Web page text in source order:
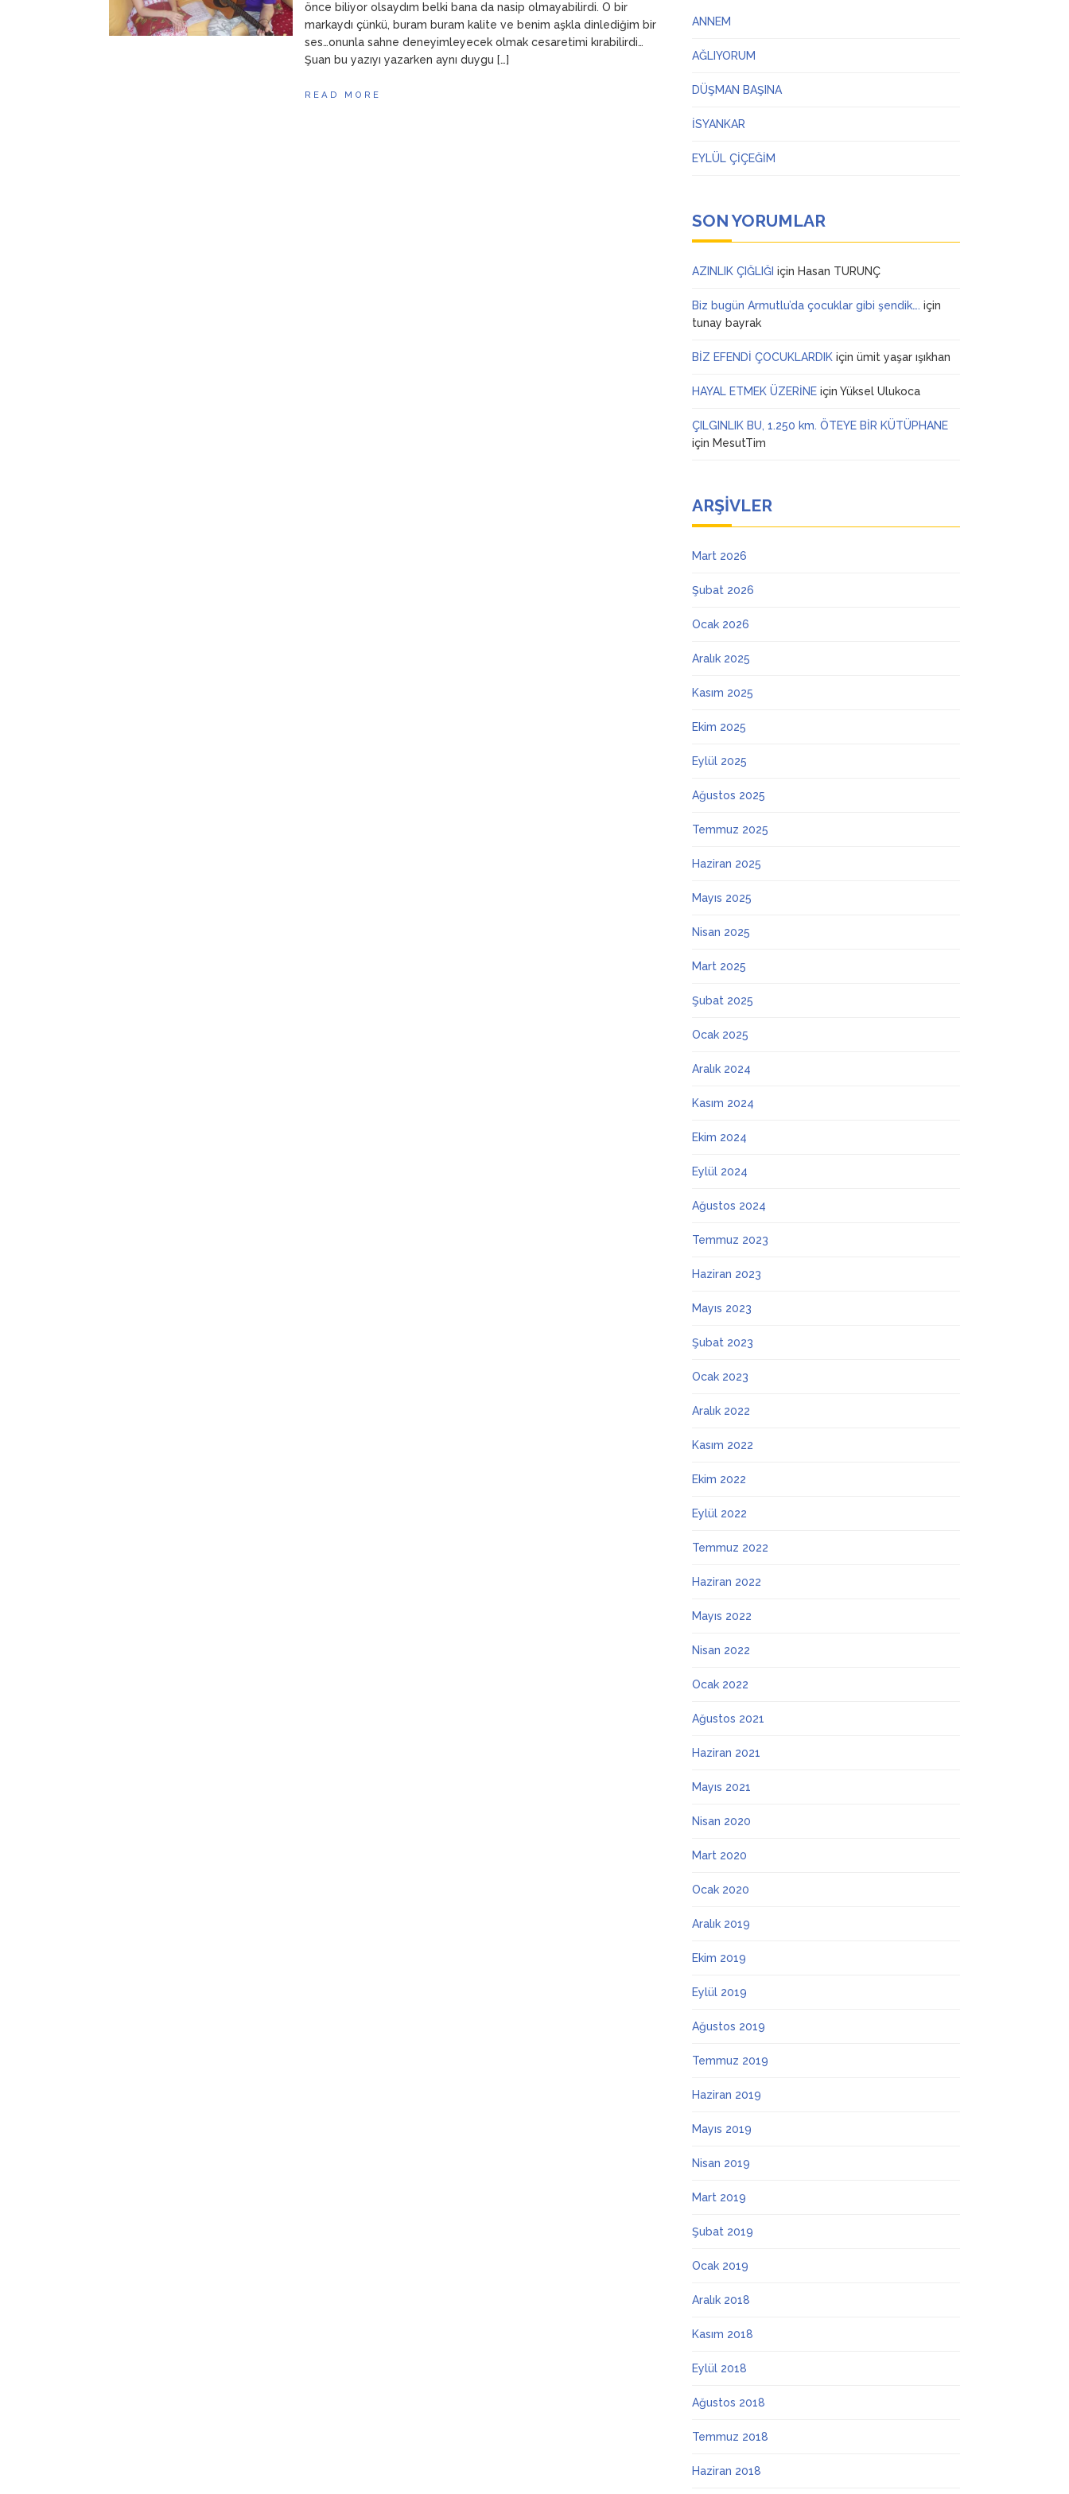
önce biliyor olsaydım belki bana da nasip olmayabilirdi. O bir
markaydı çünkü, buram buram kalite ve benim aşkla dinlediğim bir
ses…onunla sahne deneyimleyecek olmak cesaretimi kırabilirdi…
Şuan bu yazıyı yazarken aynı duygu […]
READ MORE
ANNEM
AĞLIYORUM
DÜŞMAN BAŞINA
İSYANKAR
EYLÜL ÇİÇEĞİM
SON YORUMLAR
AZINLIK ÇIĞLIĞI için Hasan TURUNÇ
Biz bugün Armutlu’da çocuklar gibi şendik…. için
tunay bayrak
BİZ EFENDİ ÇOCUKLARDIK içinümit yaşar ışıkhan
HAYAL ETMEK ÜZERİNE içinYüksel Ulukoca
ÇILGINLIK BU, 1.250 km. ÖTEYE BİR KÜTÜPHANE
için MesutTim
ARŞIVLER
Mart 2026
Şubat 2026
Ocak 2026
Aralık 2025
Kasım 2025
Ekim 2025
Eylül 2025
Ağustos 2025
Temmuz 2025
Haziran 2025
Mayıs 2025
Nisan 2025
Mart 2025
Şubat 2025
Ocak 2025
Aralık 2024
Kasım 2024
Ekim 2024
Eylül 2024
Ağustos 2024
Temmuz 2023
Haziran 2023
Mayıs 2023
Şubat 2023
Ocak 2023
Aralık 2022
Kasım 2022
Ekim 2022
Eylül 2022
Temmuz 2022
Haziran 2022
Mayıs 2022
Nisan 2022
Ocak 2022
Ağustos 2021
Haziran 2021
Mayıs 2021
Nisan 2020
Mart 2020
Ocak 2020
Aralık 2019
Ekim 2019
Eylül 2019
Ağustos 2019
Temmuz 2019
Haziran 2019
Mayıs 2019
Nisan 2019
Mart 2019
Şubat 2019
Ocak 2019
Aralık 2018
Kasım 2018
Eylül 2018
Ağustos 2018
Temmuz 2018
Haziran 2018